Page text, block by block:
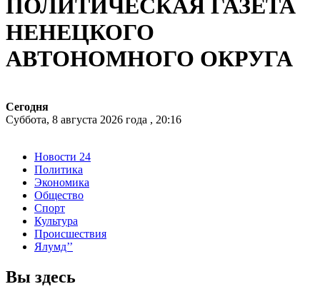
ПОЛИТИЧЕСКАЯ ГАЗЕТА
НЕНЕЦКОГО
АВТОНОМНОГО ОКРУГА
Сегодня
Суббота, 8 августа 2026 года , 20:16
Новости 24
Политика
Экономика
Общество
Спорт
Культура
Происшествия
Ялумд’’
Вы здесь